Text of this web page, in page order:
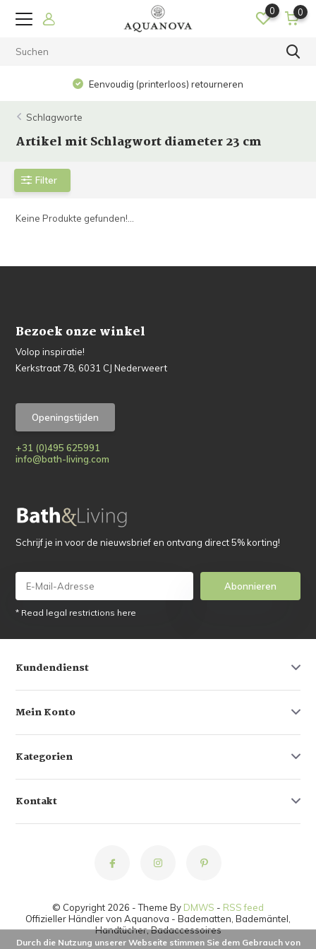
0 0
Eenvoudig (printerloos) retourneren
Schlagworte
Artikel mit Schlagwort diameter 23 cm
Filter
Keine Produkte gefunden!...
Bezoek onze winkel
Volop inspiratie!
Kerkstraat 78, 6031 CJ Nederweert
Openingstijden
+31 (0)495 625991
info@bath-living.com
Schrijf je in voor de nieuwsbrief en ontvang direct 5% korting!
Abonnieren
* Read legal restrictions here
Kundendienst
Mein Konto
Kategorien
Kontakt
© Copyright 2026 - Theme By DMWS - RSS feed
Offizieller Händler von Aquanova - Badematten, Bademäntel,
Handtücher, Badaccessoires
Durch die Nutzung unserer Webseite stimmen Sie dem Gebrauch von